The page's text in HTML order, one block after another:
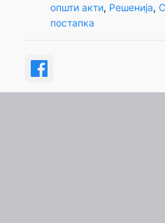
општи акти, Решенија,
постапка